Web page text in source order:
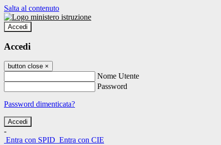
Salta al contenuto
Accedi
Accedi
button close ×
Nome Utente
Password
Password dimenticata?
-
Entra con SPID Entra con CIE